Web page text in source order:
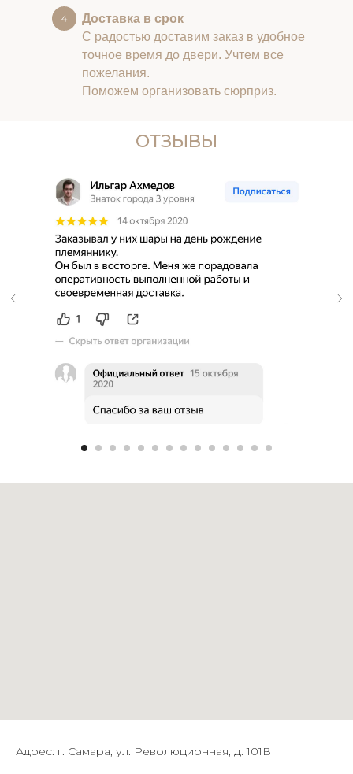
Доставка в срок
С радостью доставим заказ в удобное
точное время до двери. Учтем все
пожелания.
Поможем организовать сюрприз.
ОТЗЫВЫ
Адрес: г. Самара, ул. Революционная, д. 101В